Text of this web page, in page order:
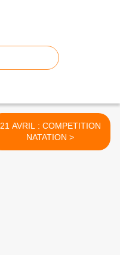
21 AVRIL : COMPETITION
NATATION >